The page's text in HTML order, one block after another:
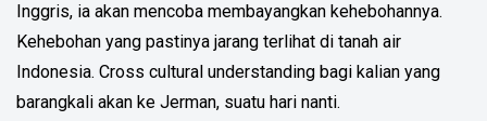
Inggris, ia akan mencoba membayangkan kehebohannya.
Kehebohan yang pastinya jarang terlihat di tanah air
Indonesia. Cross cultural understanding bagi kalian yang
barangkali akan ke Jerman, suatu hari nanti.